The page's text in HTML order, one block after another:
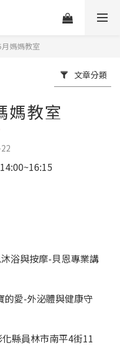
媽媽教室
文章分類
媽教室
浴與按摩-貝恩專業講
的愛-外泌體與健康守
縣員林市南平4街11